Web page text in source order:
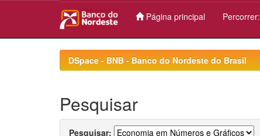
Página principal Percorrer:
DSpace - BNB - Banco do Nordeste do Brasil
Pesquisar
Pesquisar: